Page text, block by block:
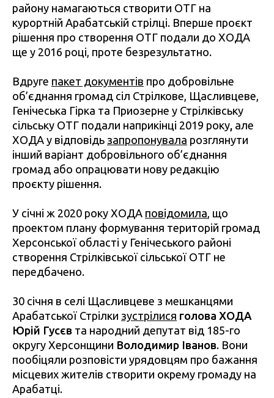
району намагаються створити ОТГ на
курортній Арабатській стрілці. Вперше проєкт
рішення про створення ОТГ подали до ХОДА
ще у 2016 році, проте безрезультатно.
Вдруге пакет документів про добровільне
об’єднання громад сіл Стрілкове, Щасливцеве,
Генічеська Гірка та Приозерне у Стрілківську
сільську ОТГ подали наприкінці 2019 року але
ХОДА у відповідь запропонувала розглянути
інший варіант добровільного об’єднання
громад або опрацювати нову редакцію
проєкту рішення.
У січні ж 2020 року ХОДА повідомила , що
проектом плану формування територій громад
Херсонської області у Генічеського районі
створення Стрілківської сільської ОТГ не
передбачено.
30 січня в селі Щасливцеве з мешканцями
Арабатської Стрілки зустрілися голова ХОДА
Юрій Гусєв та народний депутат від 185-го
округу Херсонщини Володимир Іванов. Вони
пообіцяли розповісти урядовцям про бажання
місцевих жителів створити окрему громаду на
Арабатці.